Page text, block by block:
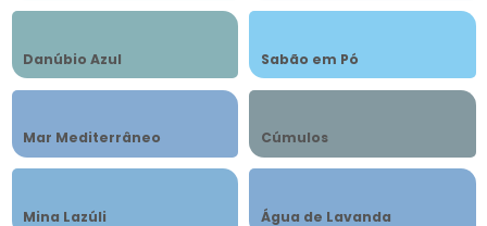
Danúbio Azul Sabão em Pó
Mar Mediterrâneo Cúmulos
Mina Lazúli Água de Lavanda